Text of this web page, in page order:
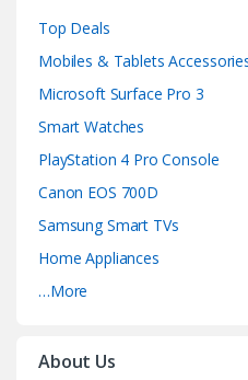
Top Deals
Mobiles & Tablets
Microsoft Surface Pro 3
Smart Watches
PlayStation 4 Pro Console
Canon EOS 700D
Samsung Smart TVs
Home Appliances
…More
About Us